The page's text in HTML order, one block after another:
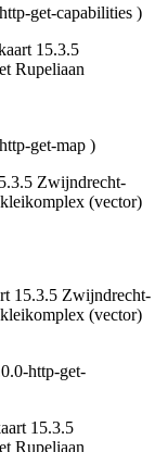
get-capabilities )
15.3.5
Rupeliaan
get-map )
Zwijndrecht-
(vector)
15.3.5 Zwijndrecht-
(vector)
http-get-
15.3.5
Rupeliaan